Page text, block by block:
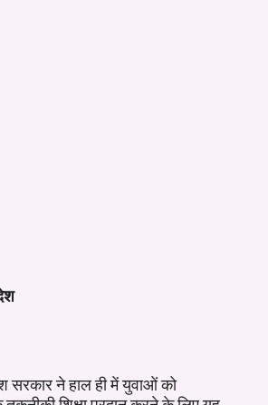
ने हाल ही में युवाओं को